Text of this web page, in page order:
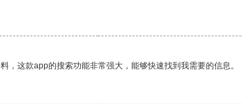
这款app的搜索功能非常强大，能够快速找到我需要的信息。